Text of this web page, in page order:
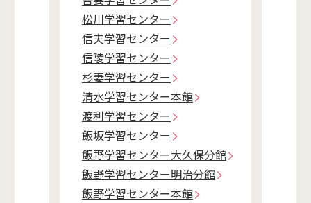
松川学習センター
信夫学習センター
信陵学習センター
杉妻学習センター
清水学習センター本館
渡利学習センター
飯坂学習センター
飯野学習センター大久保分館
飯野学習センター明治分館
飯野学習センター本館